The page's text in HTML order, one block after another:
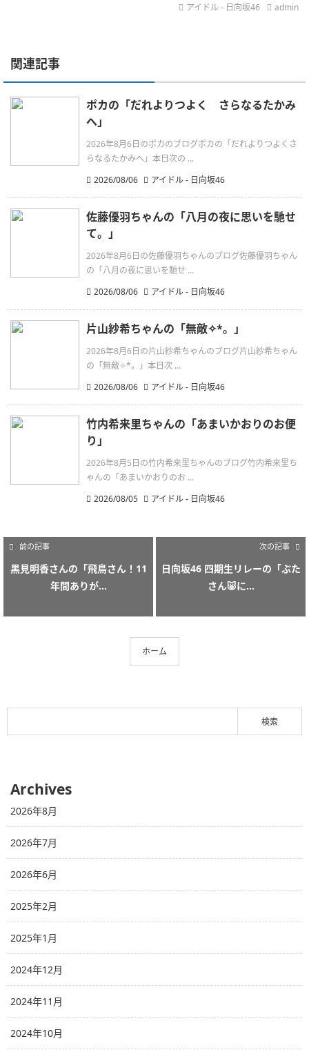
アイドル - 日向坂46 admin
関連記事
ポカの「だれよりつよく さらなるたかみ
へ」
2026年8月6日のポカのブログポカの「だれよりつよくさ
らなるたかみへ」本日次の ...
2026/08/06
アイドル - 日向坂46
佐藤優羽ちゃんの「八月の夜に思いを馳せ
て。」
2026年8月6日の佐藤優羽ちゃんのブログ佐藤優羽ちゃん
の「八月の夜に思いを馳せ ...
2026/08/06
アイドル - 日向坂46
片山紗希ちゃんの「無敵✧︎*。」
2026年8月6日の片山紗希ちゃんのブログ片山紗希ちゃん
の「無敵✧︎*。」本日次 ...
2026/08/06
アイドル - 日向坂46
竹内希来里ちゃんの「あまいかおりのお便
り」
2026年8月5日の竹内希来里ちゃんのブログ竹内希来里ち
ゃんの「あまいかおりのお ...
2026/08/05
アイドル - 日向坂46
前の記事
黒見明香さんの「飛鳥さん！11
年間ありが...
次の記事
日向坂46 四期生リレーの「ぶた
さん🐷に...
ホーム
Archives
2026年8月
2026年7月
2026年6月
2025年2月
2025年1月
2024年12月
2024年11月
2024年10月